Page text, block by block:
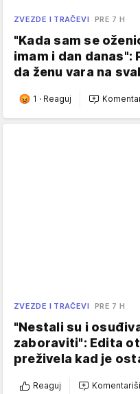
ZVEZDE I TRAČEVI PRE 7 H
"Kada sam se
imam i dan
da ženu vara na
1 · Reaguj
ZVEZDE I TRAČEVI PRE 7 H
"Nestali su i
zaboraviti": Edita
preživela kad je
Reaguj Komentariši